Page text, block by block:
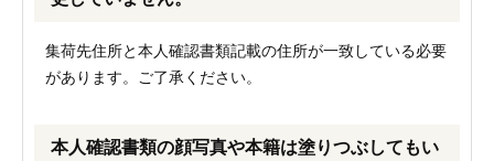
集荷先住所と本人確認書類記載の住所が一致している必要
があります。ご了承ください。
本人確認書類の顔写真や本籍は塗りつぶしてもい